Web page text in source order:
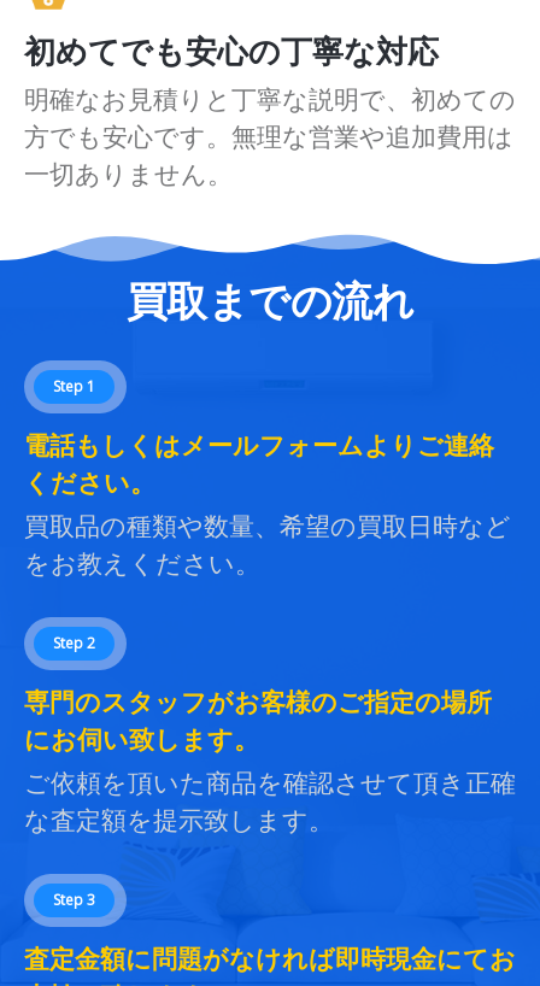
初めてでも安心の丁寧な対応
明確なお見積りと丁寧な説明で、初めての
方でも安心です。無理な営業や追加費用は
一切ありません。
買取までの流れ
Step 1
電話もしくはメールフォームよりご連絡
ください。
買取品の種類や数量、希望の買取日時など
をお教えください。
Step 2
専門のスタッフがお客様のご指定の場所
にお伺い致します。
ご依頼を頂いた商品を確認させて頂き正確
な査定額を提示致します。
Step 3
査定金額に問題がなければ即時現金にてお